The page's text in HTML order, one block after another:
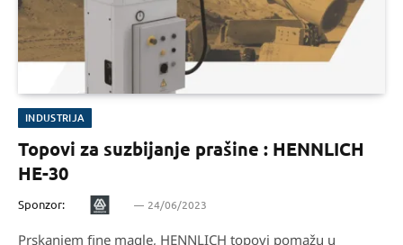
INDUSTRIJA
Topovi za suzbijanje prašine : HENNLICH
HE-30
Sponzor: 24/06/2023
Prskanjem ﬁne magle, HENNLICH topovi pomažu u